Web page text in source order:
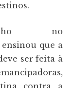
no
que a
ser feita à